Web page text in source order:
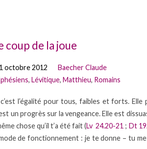
coup de la joue
octobre 2012
Baecher Claude
,Lévitique,Matthieu, Romains
l’égalité pour tous, faibles et forts. Elle
un progrès sur la vengeance. Elle est
chose qu’il t’a été fait (Lv 24.20-21 ; Dt
de fonctionnement : je te donne – tu